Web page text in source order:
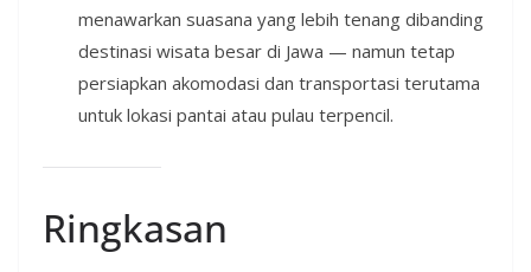
menawarkan suasana yang lebih tenang dibanding
destinasi wisata besar di Jawa — namun tetap
persiapkan akomodasi dan transportasi terutama
untuk lokasi pantai atau pulau terpencil.
Ringkasan